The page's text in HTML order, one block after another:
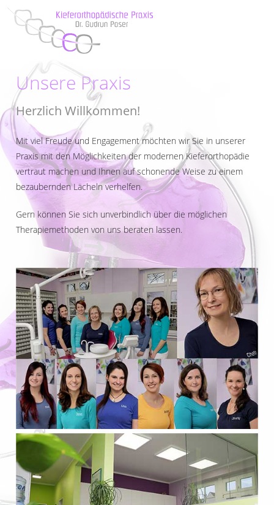
Unsere Praxis
Herzlich Willkommen!
Mit viel Freude und Engagement möchten wir Sie in unserer
Praxis mit den Möglichkeiten der modernen Kieferorthopädie
vertraut machen und Ihnen auf schonende Weise zu einem
bezaubernden Lächeln verhelfen.
Gern können Sie sich unverbindlich über die möglichen
Therapiemethoden von uns beraten lassen.